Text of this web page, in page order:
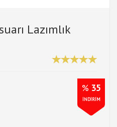
Lazımlık
% 35
İNDİRİM